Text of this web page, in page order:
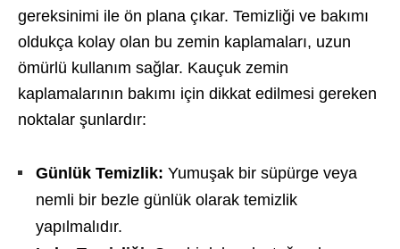
gereksinimi ile ön plana çıkar. Temizliği ve bakımı
oldukça kolay olan bu zemin kaplamaları, uzun
ömürlü kullanım sağlar. Kauçuk zemin
kaplamalarının bakımı için dikkat edilmesi gereken
noktalar şunlardır:
Günlük Temizlik: Yumuşak bir süpürge veya
nemli bir bezle günlük olarak temizlik
yapılmalıdır.